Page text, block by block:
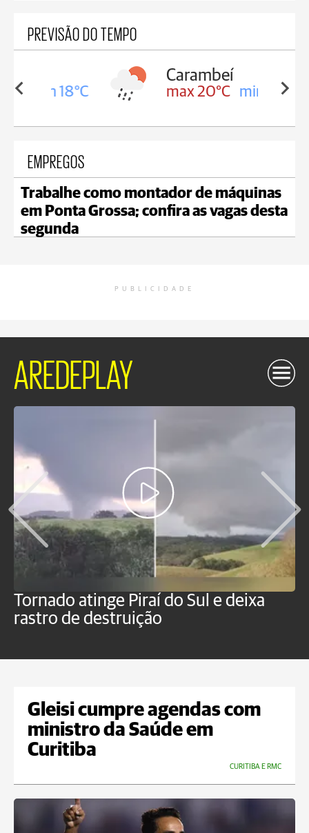
PREVISÃO DO TEMPO
18°C
Carambeí
max 20°C min 18°C
EMPREGOS
Trabalhe como montador de máquinas
em Ponta Grossa; confira as vagas desta
segunda
PUBLICIDADE
AREDEPLAY
Tornado atinge Piraí do Sul e deixa
rastro de destruição
Gleisi cumpre agendas com
ministro da Saúde em
Curitiba
CURITIBA E RMC